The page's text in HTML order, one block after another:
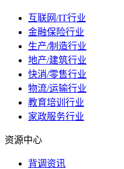
互联网/IT行业
金融保险行业
生产/制造行业
地产/建筑行业
快消/零售行业
物流/运输行业
教育培训行业
家政服务行业
资源中心
背调资讯